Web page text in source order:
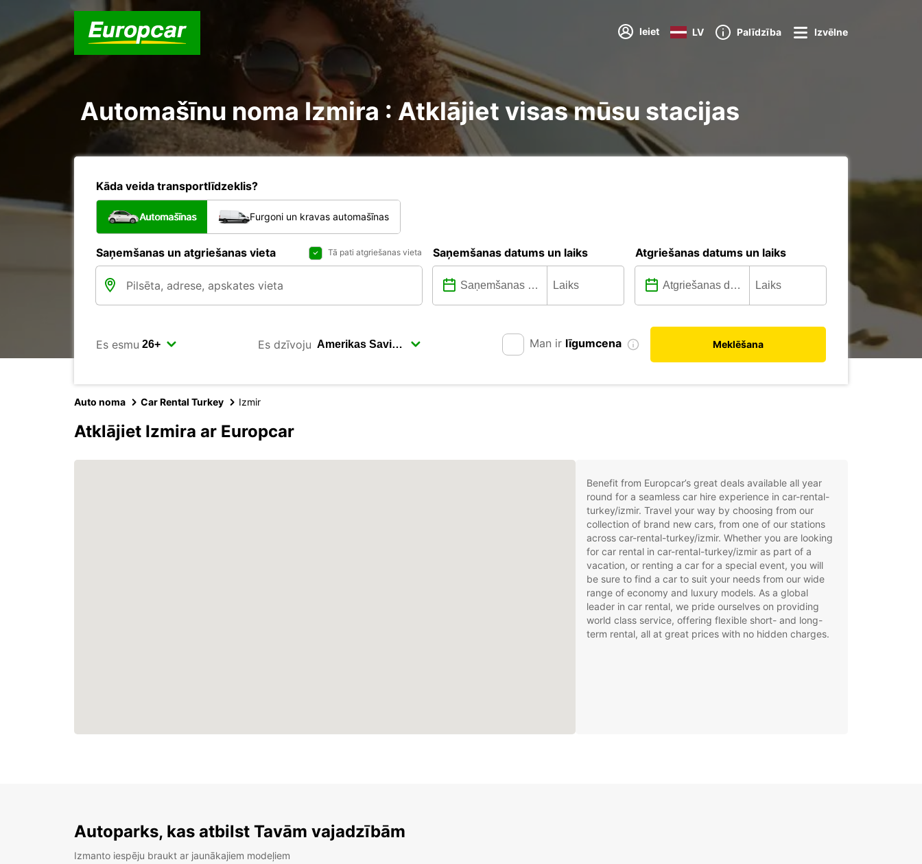
Ieiet LV Palīdzība Izvēlne
Automašīnu noma Izmira : Atklājiet visas mūsu stacijas
Kāda veida transportlīdzeklis?
Automašīnas Furgoni un kravas automašīnas
Saņemšanas un atgriešanas vieta Tā pati atgriešanas vieta Saņemšanas datums un laiks Atgriešanas datums un laiks
Es esmu Es dzīvoju Man ir līgumcena Meklēšana
Auto noma Car Rental Turkey Izmir
Atklājiet Izmira ar Europcar
Benefit from Europcar’s great deals available all year
round for a seamless car hire experience in car-rental-
turkey/izmir. Travel your way by choosing from our
collection of brand new cars, from one of our stations
across car-rental-turkey/izmir. Whether you are looking
for car rental in car-rental-turkey/izmir as part of a
vacation, or renting a car for a special event, you will
be sure to find a car to suit your needs from our wide
range of economy and luxury models. As a global
leader in car rental, we pride ourselves on providing
world class service, offering flexible short- and long-
term rental, all at great prices with no hidden charges.
Autoparks, kas atbilst Tavām vajadzībām
Izmanto iespēju braukt ar jaunākajiem modeļiem